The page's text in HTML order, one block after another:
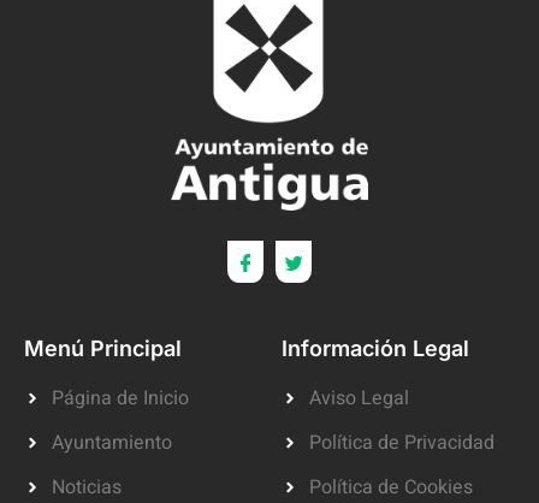
Menú Principal
Página de Inicio
Ayuntamiento
Noticias
Información Legal
Aviso Legal
Política de Privacidad
Política de Cookies